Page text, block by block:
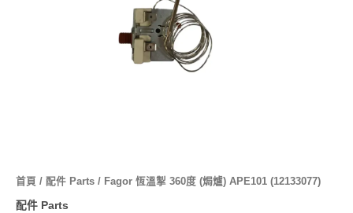
首頁 / 配件 Parts / Fagor 恆溫掣 360度 (焗爐) APE101 (12133077)
配件 Parts